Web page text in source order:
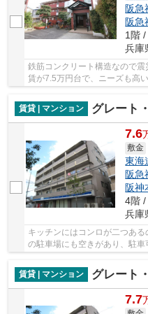
阪急
阪急
1階
兵庫
鉄筋コンクリート構造なので
賃が7.5万円台で、ニーズも高
賃貸 | マンション
グレート
7.6
敷金
東海
阪急
阪神
4階 /
兵庫
キッチンにはコンロが二つあ
の駐車場にも空きがあり、駐
賃貸 | マンション
グレート
7.7